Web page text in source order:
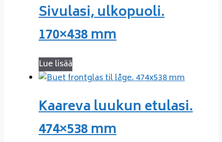
Sivulasi, ulkopuoli.
170×438 mm
Lue lisää
Kaareva luukun etulasi.
474×538 mm